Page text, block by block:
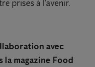
prises à l'avenir.
avec
magazine Food